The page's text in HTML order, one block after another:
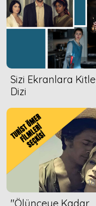
Sizi Ekranlara
Dizi
''Ölünceye Kadar